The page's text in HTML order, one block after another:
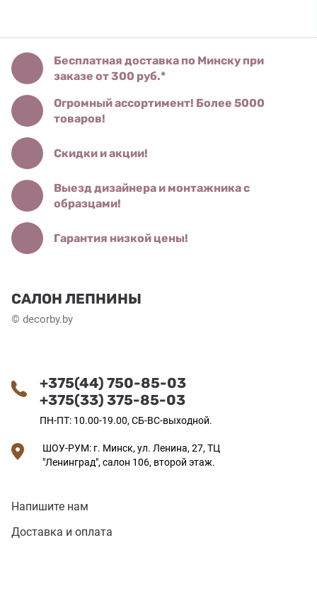
Бесплатная доставка по Минску при
заказе от 300 руб.*
Огромный ассортимент! Более 5000
товаров!
Скидки и акции!
Выезд дизайнера и монтажника с
образцами!
Гарантия низкой цены!
САЛОН ЛЕПНИНЫ
© decorby.by
+375(44) 750-85-03
+375(33) 375-85-03
ПН-ПТ: 10.00-19.00, СБ-ВС-выходной.
ШОУ-РУМ: г. Минск, ул. Ленина, 27, ТЦ
"Ленинград", салон 106, второй этаж.
Напишите нам
Доставка и оплата